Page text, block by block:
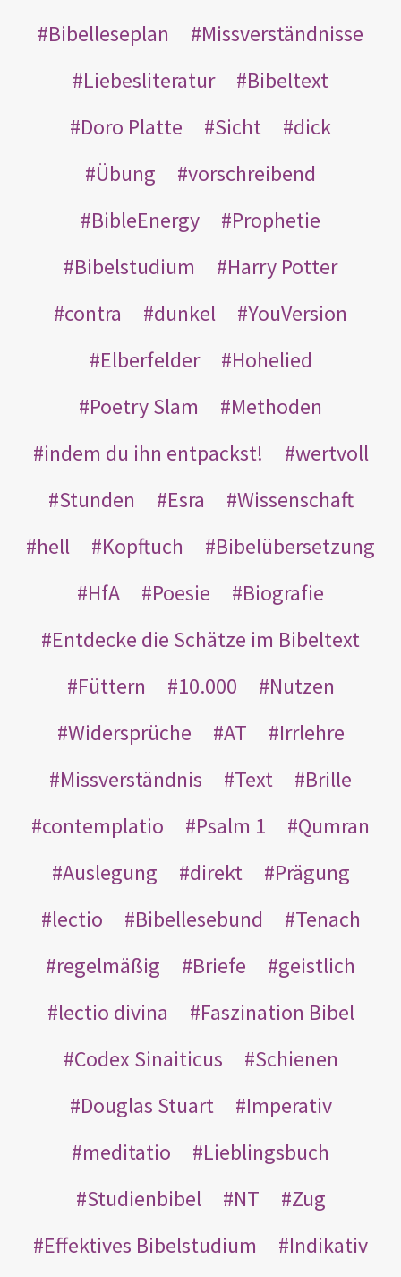
Bibelleseplan
Missverständnisse
Liebesliteratur
Bibeltext
Doro Platte
Sicht
dick
Übung
vorschreibend
BibleEnergy
Prophetie
Bibelstudium
Harry Potter
contra
dunkel
YouVersion
Elberfelder
Hohelied
Poetry Slam
Methoden
indem du ihn entpackst!
wertvoll
Stunden
Esra
Wissenschaft
hell
Kopftuch
Bibelübersetzung
HfA
Poesie
Biografie
Entdecke die Schätze im Bibeltext
Füttern
10.000
Nutzen
Widersprüche
AT
Irrlehre
Missverständnis
Text
Brille
contemplatio
Psalm 1
Qumran
Auslegung
direkt
Prägung
lectio
Bibellesebund
Tenach
regelmäßig
Briefe
geistlich
lectio divina
Faszination Bibel
Codex Sinaiticus
Schienen
Douglas Stuart
Imperativ
meditatio
Lieblingsbuch
Studienbibel
NT
Zug
Effektives Bibelstudium
Indikativ